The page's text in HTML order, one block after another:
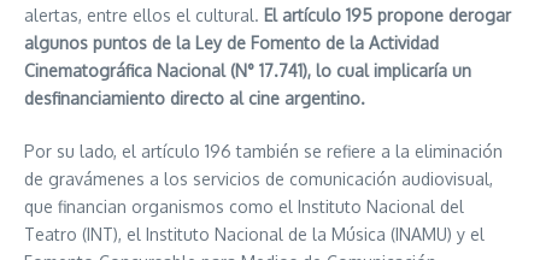
alertas, entre ellos el cultural. El artículo 195 propone derogar
algunos puntos de la Ley de Fomento de la Actividad
Cinematográfica Nacional (N° 17.741), lo cual implicaría un
desfinanciamiento directo al cine argentino.
Por su lado, el artículo 196 también se refiere a la eliminación
de gravámenes a los servicios de comunicación audiovisual,
que financian organismos como el Instituto Nacional del
Teatro (INT), el Instituto Nacional de la Música (INAMU) y el